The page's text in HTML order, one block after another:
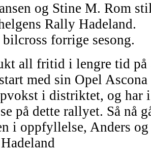
og Stine M. Rom
Rally Hadeland.
forrige sesong.
all fritid i lengre tid på
med sin Opel Ascona
i distriktet, og har
på dette rallyet. Så nå
i oppfyllelse, Anders